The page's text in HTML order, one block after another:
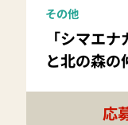
その他
「シマエ
と北の森の
応